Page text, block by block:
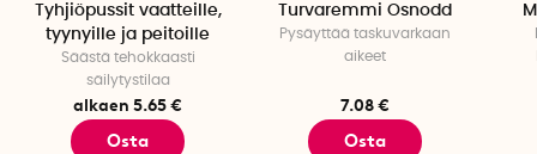
Tyhjiöpussit vaatteille,
tyynyille ja peitoille
Säästä tehokkaasti
säilytystilaa
alkaen 5.65 €
Osta
Turvaremmi Osnodd
Pysäyttää taskuvarkaan
aikeet
7.08 €
Osta